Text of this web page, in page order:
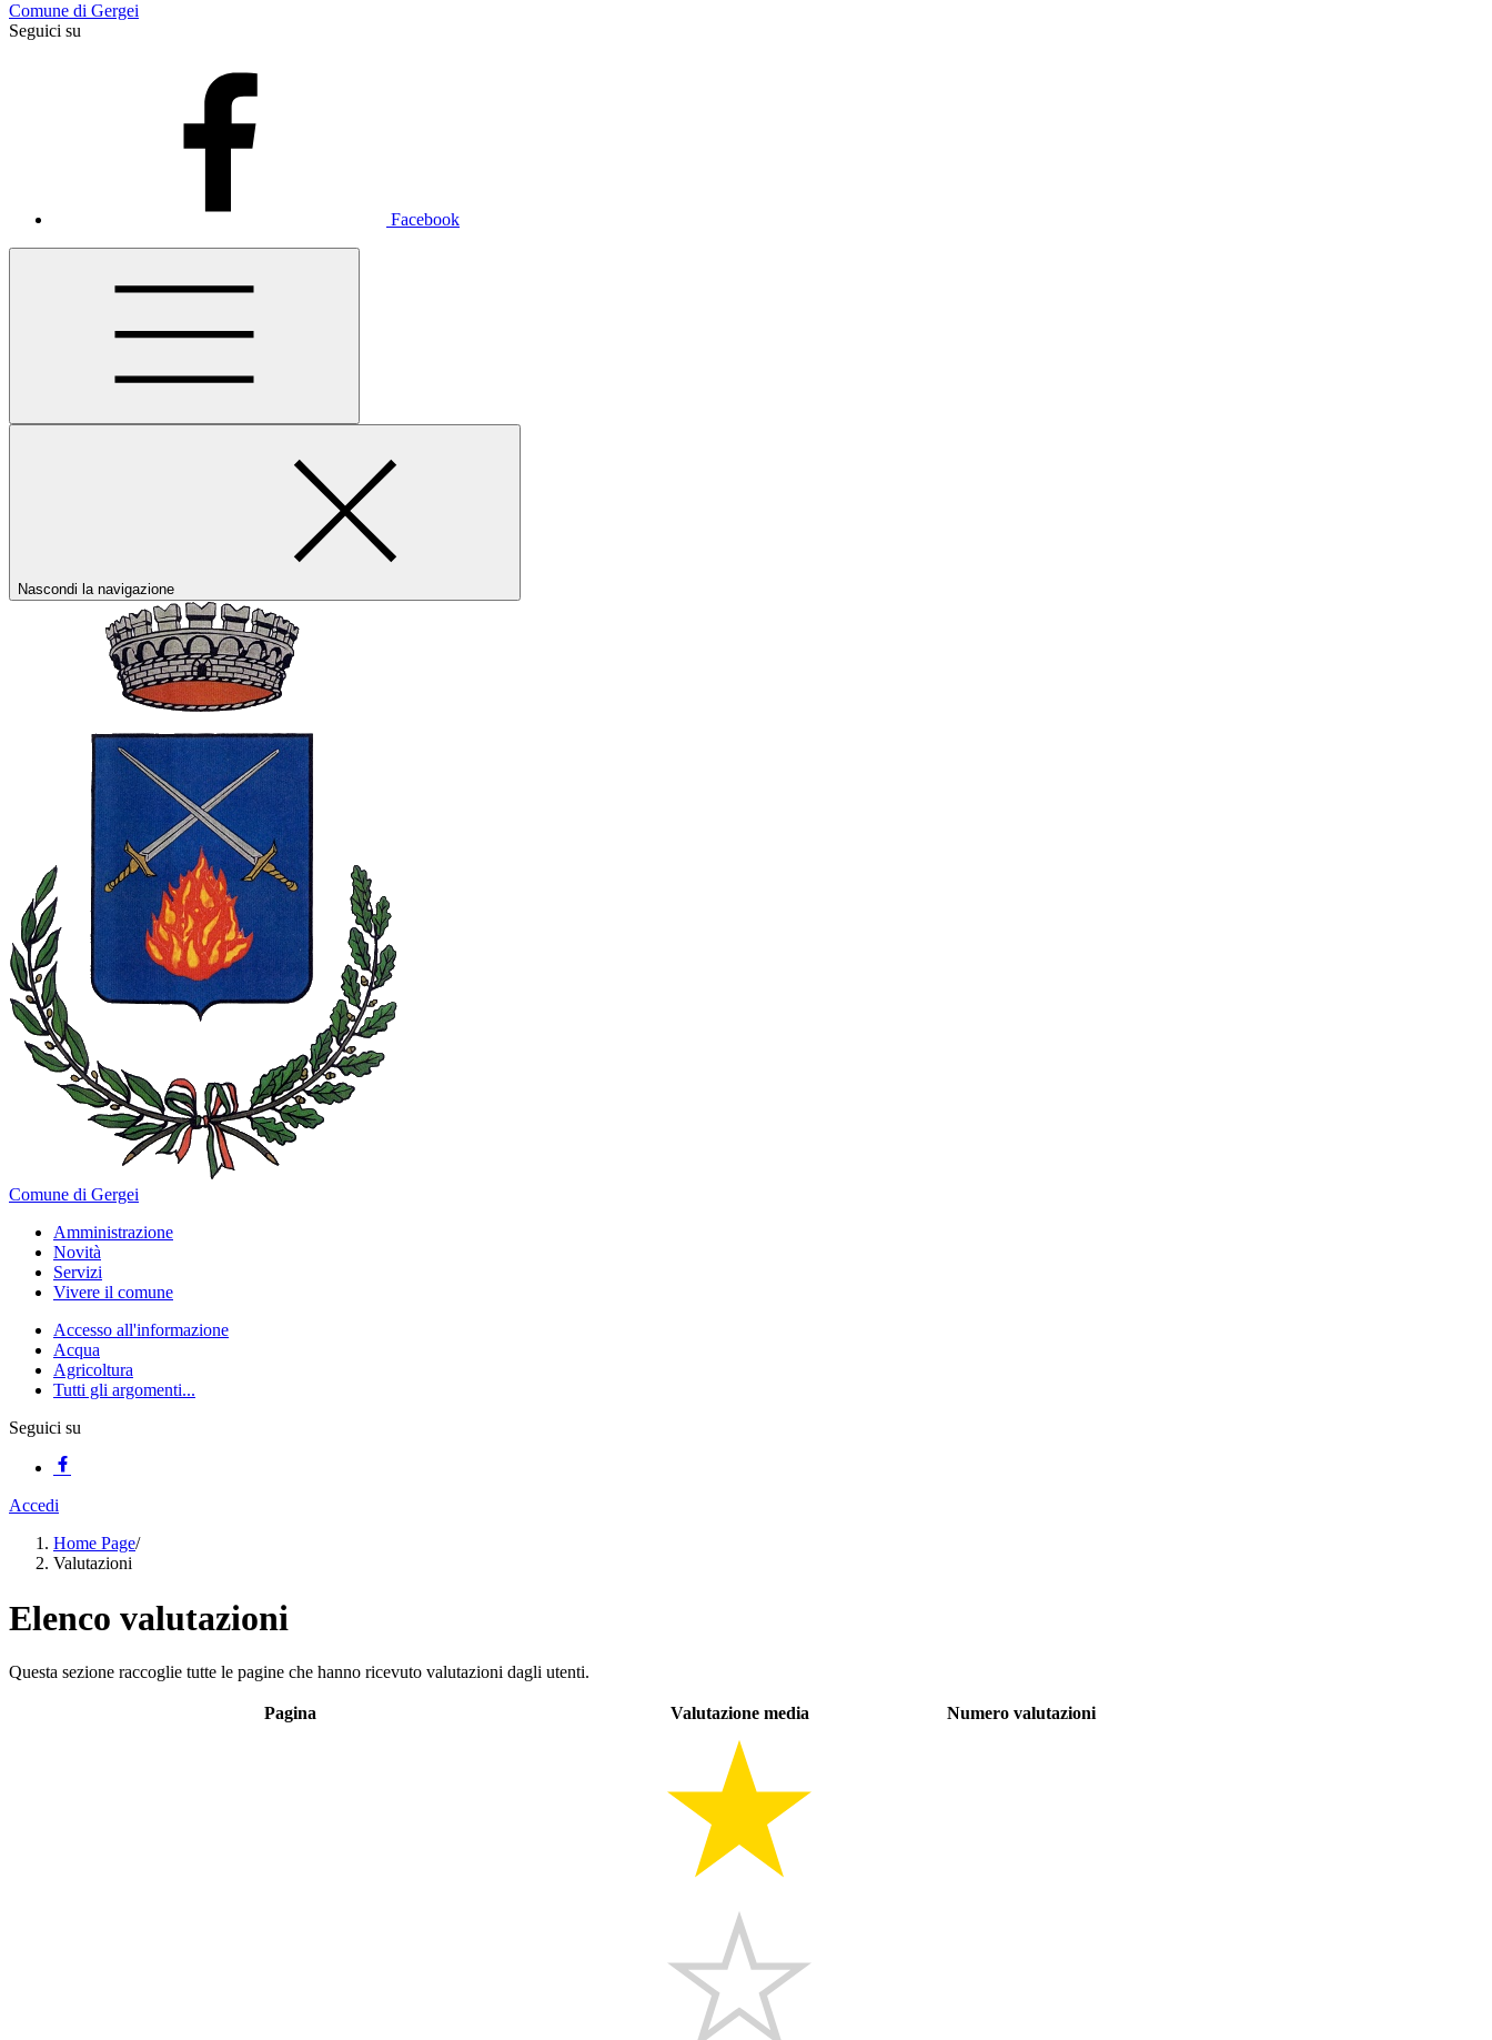
Comune di Gergei
Seguici su
Facebook
Nascondi la navigazione
Comune di Gergei
Amministrazione
Novità
Servizi
Vivere il comune
Accesso all'informazione
Acqua
Agricoltura
Tutti gli argomenti...
Seguici su
Accedi
Home Page/
Valutazioni
Elenco valutazioni
Questa sezione raccoglie tutte le pagine che hanno ricevuto valutazioni dagli utenti.
Pagina Valutazione media Numero valutazioni